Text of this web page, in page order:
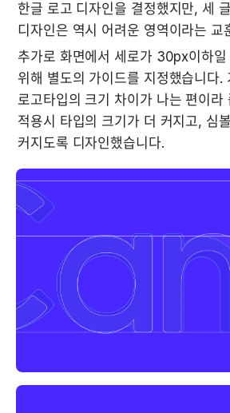
한글 로고 디자인을 결정했지만, 세
디자인은 역시 어려운 영역이라는 교
추가로 화면에서 세로가 30px이하
위해 별도의 가이드를 지정했습니다.
로고타입의 크기 차이가 나는 편이라
적용시 타입의 크기가 더 커지고, 심
커지도록 디자인했습니다.